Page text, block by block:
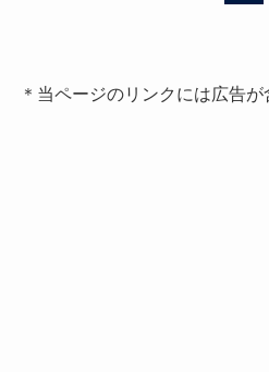
＊当ページのリンクには広告